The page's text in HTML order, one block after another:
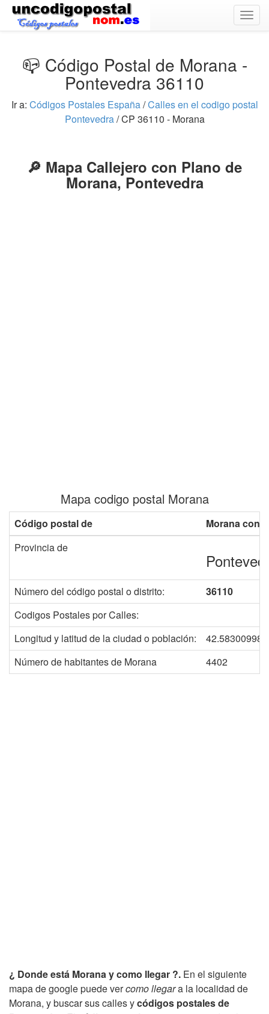
📪 Código Postal de Morana -
Pontevedra 36110
Ir a: Códigos Postales España/Calles en el codigo postal
Pontevedra/ CP 36110 - Morana
🔎 Mapa Callejero con Plano de
Morana, Pontevedra
Mapa codigo postal Morana
Código postal de
Morana con
Provincia de
Número del código postal o distrito:
36110
Codigos Postales por Calles:
Longitud y latitud de la ciudad o población:
Número de habitantes de Morana
4402
¿ Donde está Morana y como llegar ?. En el siguiente
mapa de google puede vercomo llegara la localidad de
Morana, y buscar sus calles ycódigos postales de